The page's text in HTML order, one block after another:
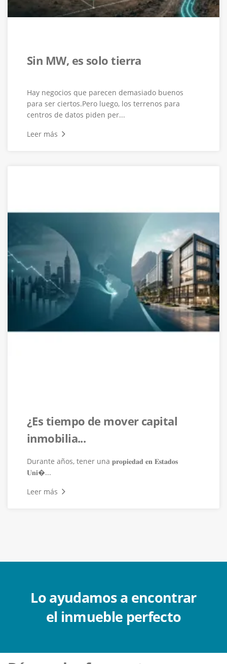
Sin MW, es solo tierra
Hay negocios que parecen demasiado buenos
para ser ciertos.Pero luego, los terrenos para
centros de datos piden per...
Leer más
¿Es tiempo de mover capital
inmobilia...
Durante años, tener una 𝐩𝐫𝐨𝐩𝐢𝐞𝐝𝐚𝐝 𝐞𝐧 𝐄𝐬𝐭𝐚𝐝𝐨𝐬
𝐔𝐧𝐢�...
Leer más
Lo ayudamos a encontrar
el inmueble perfecto